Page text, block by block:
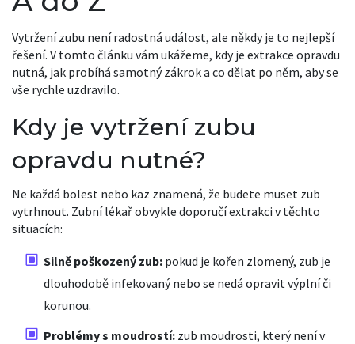
Vytržení zubu není radostná událost, ale někdy je to nejlepší
řešení. V tomto článku vám ukážeme, kdy je extrakce opravdu
nutná, jak probíhá samotný zákrok a co dělat po něm, aby se
vše rychle uzdravilo.
Kdy je vytržení zubu
opravdu nutné?
Ne každá bolest nebo kaz znamená, že budete muset zub
vytrhnout. Zubní lékař obvykle doporučí extrakci v těchto
situacích:
Silně poškozený zub: pokud je kořen zlomený, zub je
dlouhodobě infekovaný nebo se nedá opravit výplní či
korunou.
Problémy s moudrostí: zub moudrosti, který není v